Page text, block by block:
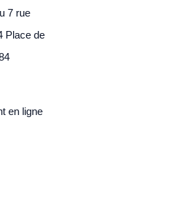
7 rue
Place de
en ligne